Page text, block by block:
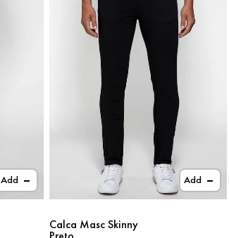
Add Add
Calca Masc Skinny